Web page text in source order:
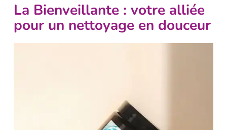
La Bienveillante : votre alliée
pour un nettoyage en douceur